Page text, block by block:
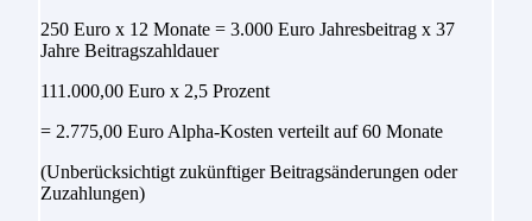
250 Euro x 12 Monate = 3.000 Euro Jahresbeitrag x 37
Jahre Beitragszahldauer
111.000,00 Euro x 2,5 Prozent
= 2.775,00 Euro Alpha-Kosten verteilt auf 60 Monate
(Unberücksichtigt zukünftiger Beitragsänderungen oder
Zuzahlungen)